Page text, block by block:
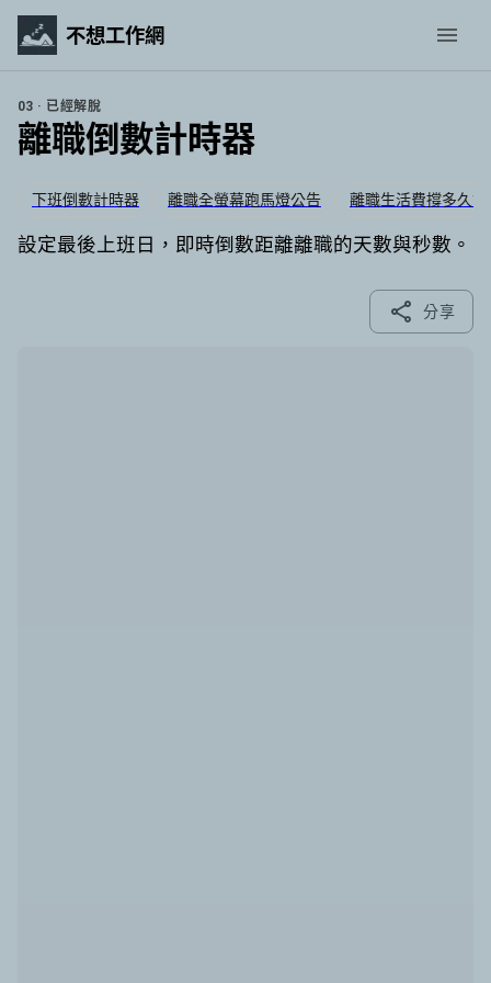
不想工作網
03 · 已經解脫
離職倒數計時器
下班倒數計時器 離職全螢幕跑馬燈公告 離職生活費撐多久試
設定最後上班日，即時倒數距離離職的天數與秒數。
分享